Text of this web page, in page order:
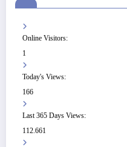
Online Visitors:
1
Today's Views:
166
Last 365 Days Views:
112.661